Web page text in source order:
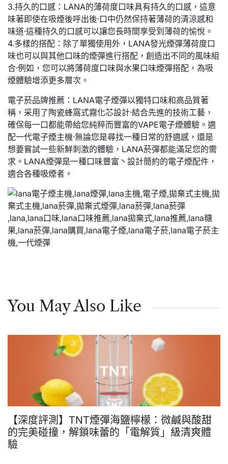
3.持久的口感：LANA的薄荷度口味具有持久的口感，這意
味著即使在吸煙後呼出後·口中仍然保持著薄荷的清涼感和
味道·這種持久的口感可以讓您長時間享受到薄荷的愉悅。
4.多樣的搭配：除了單獨使用外，LANA發光煙彈薄荷度口
味也可以與其他口味的煙彈進行搭配，創造出不同的風味組
合·例如，您可以將薄荷度口味與水果口味煙彈搭配，為吸
煙體驗增添更多層次。
電子菸品牌推薦：LANA電子煙彈以獨特口味和高品質著
稱，采用了陶瓷蜂窩式霧化芯設計·結合先進的技術工藝，
確保每一口都能帶給您純粹而豐富的VAPE電子煙體驗。適
配一代電子煙主機·無論您是尋找一種日常的舒適感，還是
想要嘗試一些新鮮刺激的體驗，LANA菸彈都能滿足您的需
求。LANA煙彈是一種口味豐富丶設計簡約的電子煙配件，
適合各種吸煙者。
You May Also Like
【深度評測】TNT煙彈海鹽檸檬：微鹹與酸甜
的完美碰撞，解鎖味蕾的「電解質」級清爽體
驗